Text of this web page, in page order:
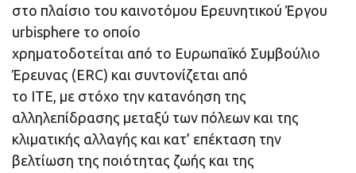
στο πλαίσιο του καινοτόμου Ερευνητικού Έργου
urbisphere το οποίο
χρηματοδοτείται από το Ευρωπαϊκό Συμβούλιο
Έρευνας (ERC) και συντονίζεται από
το ΙΤΕ, με στόχο την κατανόηση της
αλληλεπίδρασης μεταξύ των πόλεων και της
κλιματικής αλλαγής και κατ’ επέκταση την
βελτίωση της ποιότητας ζωής και της